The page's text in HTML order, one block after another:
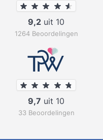
9,2 uit 10
1264 Beoordelingen
9,7 uit 10
33 Beoordelingen